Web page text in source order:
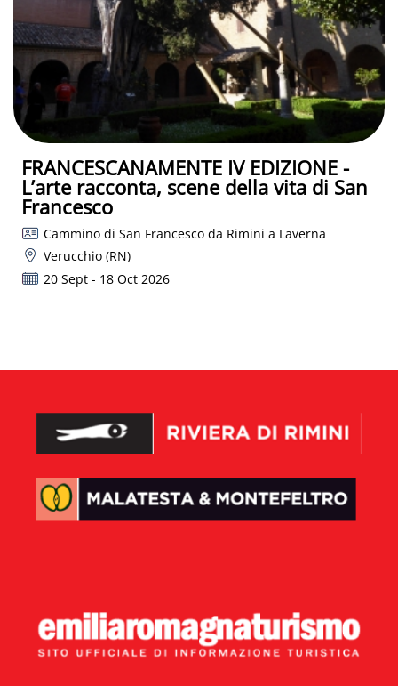
FRANCESCANAMENTE IV EDIZIONE -
L’arte racconta, scene della vita di San
Francesco
Cammino di San Francesco da Rimini a Laverna
Verucchio (RN)
20 Sept - 18 Oct 2026